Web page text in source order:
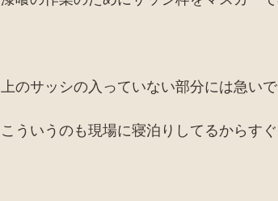
上のサッシの入っていない部分には急い
こういうのも現場に寝泊りしてるからすぐ